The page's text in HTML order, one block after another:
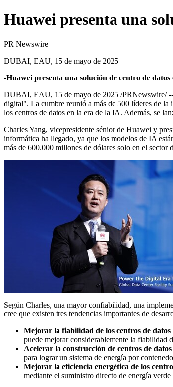
Huawei presenta una
PR Newswire
DUBAI, EAU, 15 de mayo de 2025
-Huawei presenta una solución de centro de
DUBAI, EAU, 15 de mayo de 2025 /PRNewswire/
digital". La cumbre reunió a más de 500 líderes de la
los centros de datos en la era de la IA. Además, se
Charles Yang, vicepresidente sénior de Huawei y
informática ha llegado, ya que los modelos de IA
más de 600.000 millones de dólares solo en el sector
Según Charles, una mayor confiabilidad, una
cree que existen tres tendencias importantes de
Mejorar la fiabilidad de los centros de
puede mejorar considerablemente la fiabilidad
Acelerar la construcción de centros de
para lograr un sistema de energía por
Mejorar la eficiencia energética de los
mediante el suministro directo de energía